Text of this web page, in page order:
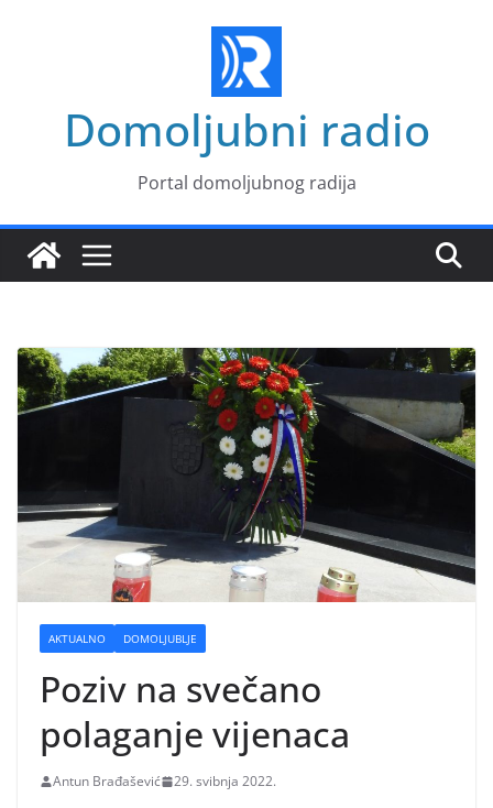
Domoljubni radio
Portal domoljubnog radija
AKTUALNO DOMOLJUBLJE
Poziv na svečano
polaganje vijenaca
Antun Brađašević 29. svibnja 2022.